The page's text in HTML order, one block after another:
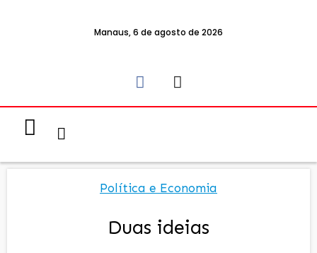
Manaus, 6 de agosto de 2026
Política e Economia
Duas ideias